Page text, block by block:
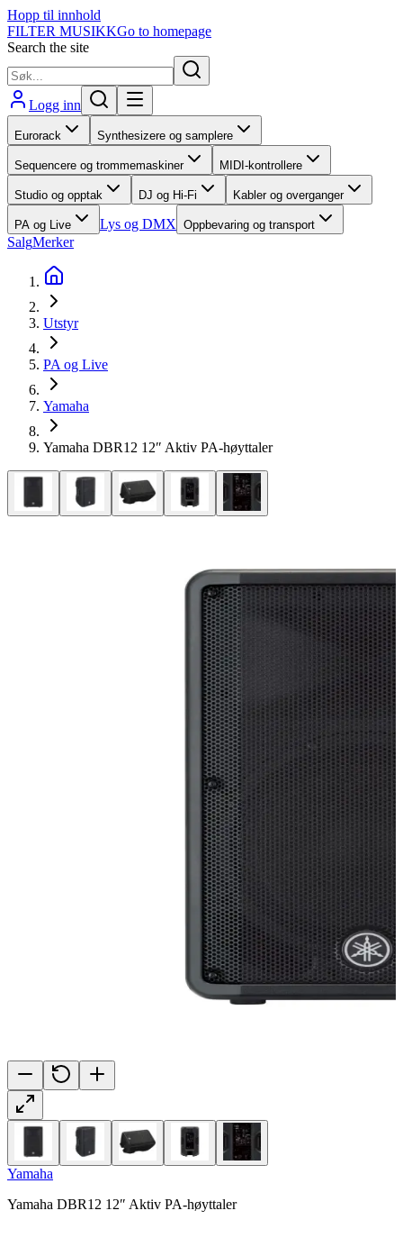
Hopp til innhold
FILTER MUSIKKGo to homepage
Search the site
Logg inn
Eurorack Synthesizere og samplere
Sequencere og trommemaskiner MIDI-kontrollere
Studio og opptak DJ og Hi-Fi Kabler og overganger
PA og Live Lys og DMX Oppbevaring og transport
SalgMerker
Utstyr
PA og Live
Yamaha
Yamaha DBR12 12″ Aktiv PA-høyttaler
Yamaha
Yamaha DBR12 12″ Aktiv PA-høyttaler